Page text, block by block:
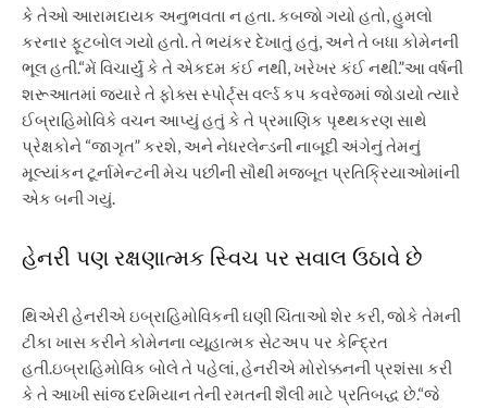
કે તેઓ આરામદાયક અનુભવતા ન હતા. કબજો ગયો હતો, હુમલો
કરનાર ફૂટબોલ ગયો હતો.તે ભયંકર દેખાતું હતું, અને તે બધા કોમેનની
ભૂલ હતી.“મેં વિચાર્યું કે તે એકદમ કંઈ નથી, ખરેખર કંઈ નથી.”આ વર્ષની
શરૂઆતમાં જ્યારે તે ફોક્સ સ્પોર્ટ્સ વર્લ્ડ કપ કવરેજમાં જોડાયો ત્યારે
ઈબ્રાહિમોવિકે વચન આપ્યું હતું કે તે પ્રમાણિક પૃથ્થકરણ સાથે
પ્રેક્ષકોને “જાગૃત” કરશે, અને નેધરલેન્ડની નાબૂદી અંગેનું તેમનું
મૂલ્યાંકન ટૂર્નામેન્ટની મેચ પછીની સૌથી મજબૂત પ્રતિક્રિયાઓમાંની
એક બની ગયું.
હેનરી પણ રક્ષણાત્મક સ્વિચ પર સવાલ ઉઠાવે છે
થિએરી હેનરીએ ઇબ્રાહિમોવિકની ઘણી ચિંતાઓ શેર કરી, જોકે તેમની
ટીકા ખાસ કરીને કોમેનના વ્યૂહાત્મક સેટઅપ પર કેન્દ્રિત
હતી.ઇબ્રાહિમોવિક બોલે તે પહેલાં, હેનરીએ મોરોક્કનની પ્રશંસા કરી
કે તે આખી સાંજ દરમિયાન તેની રમતની શૈલી માટે પ્રતિબદ્ધ છે.“જે